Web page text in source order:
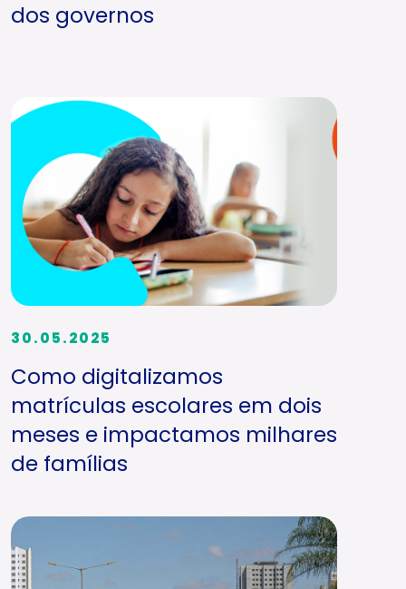
dos governos
30.05.2025
Como digitalizamos
matrículas escolares em dois
meses e impactamos milhares
de famílias